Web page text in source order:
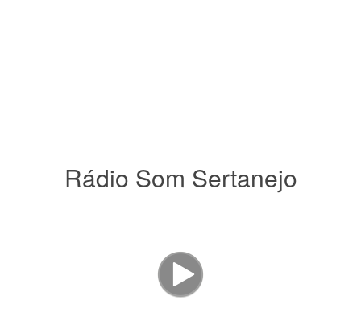
Rádio Som Sertanejo